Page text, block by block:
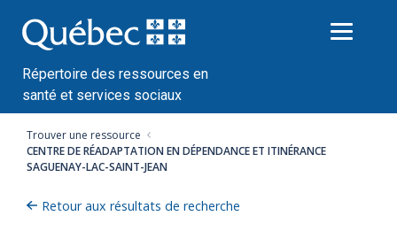
au
contenu
Répertoire des ressources en
santé et services sociaux
Trouver une ressource
CENTRE DE RÉADAPTATION EN DÉPENDANCE ET ITINÉRANCE
SAGUENAY-LAC-SAINT-JEAN
Retour aux résultats de recherche